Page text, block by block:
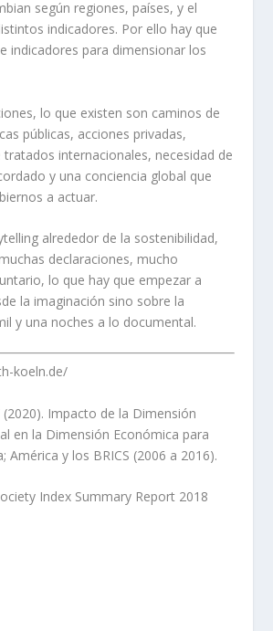
según regiones, países, y el
indicadores. Por ello hay que
indicadores para dimensionar los
lo que existen son caminos de
públicas, acciones privadas,
internacionales, necesidad de
y una conciencia global que
a actuar.
alrededor de la sostenibilidad,
declaraciones, mucho
lo que hay que empezar a
la imaginación sino sobre la
y una noches a lo documental.
koeln.de/
(2020). Impacto de la Dimensión
en la Dimensión Económica para
América y los BRICS (2006 a 2016).
Index Summary Report 2018